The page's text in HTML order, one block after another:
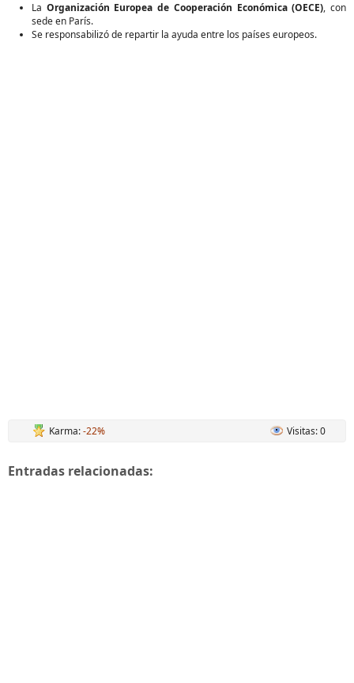
La Organización Europea de Cooperación Económica (OECE), con
sede en París.
Se responsabilizó de repartir la ayuda entre los países europeos.
Karma:-22% Visitas: 0
Entradas relacionadas: